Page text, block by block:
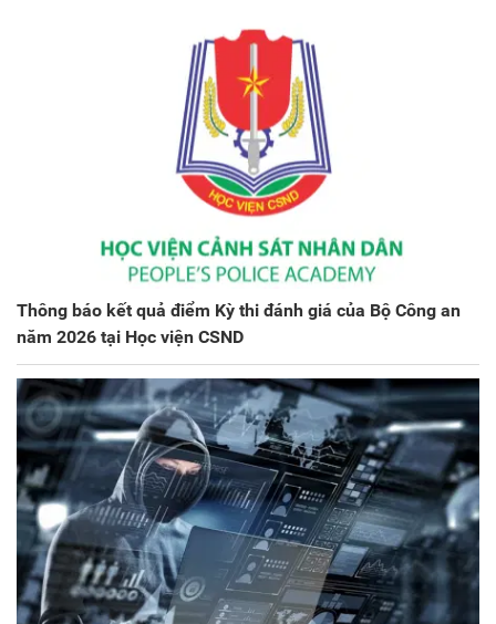
Thông báo kết quả điểm Kỳ thi đánh giá của Bộ Công an
năm 2026 tại Học viện CSND